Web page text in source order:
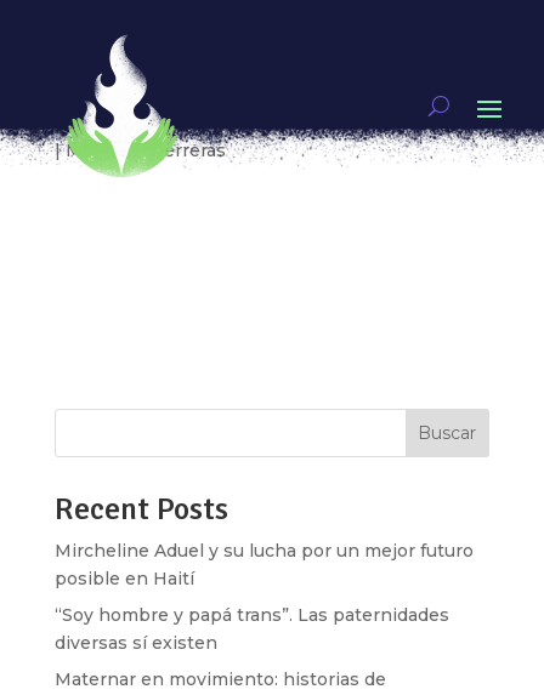
ZAINAB MALIK, DEFENDER A LAS CONDENADAS A
MUERTE EN PAKISTÁN
porIxchel Aguirre y Lulú V. Barrera
Feb 21, 2019
|Mujeres guerreras
Buscar
Recent Posts
Mircheline Aduel y su lucha por un mejor futuro
posible en Haití
“Soy hombre y papá trans”. Las paternidades
diversas sí existen
Maternar en movimiento: historias de